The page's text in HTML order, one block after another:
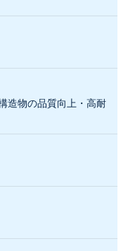
造物の品質向上・高耐